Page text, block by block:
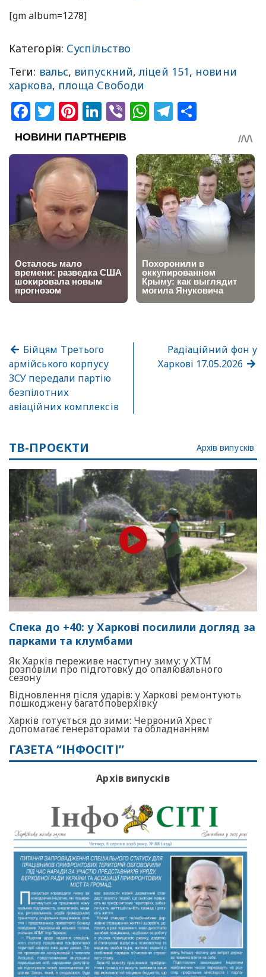
[gm album=1278]
Категорія: Суспільство
Теги: вальс, випускний,ліцей 151, новини
харкова, площа Свободи
Facebook
Twitter
Pinterest
LinkedIn
ViberWhatsApp
Telegram
Бійцям Третього
армійського корпусу
ЗСУ передали партію
безпілотних
авіаційних комплексів
Радіаційний фон у
Харкові 17.05.2026
ТВ-ПРОЄКТИ Архів випусків
Спека до +40: у Харкові посилили догляд за
парками та клумбами
Як Харків переживе наступну зиму: у ХТМ
розповіли про підготовку до опалювального
сезону
Відновлення після ударів: у Харкові ремонтують
пошкоджену багатоповерхівку
Харків готується до зими: Червоний Хрест
допомагає генераторами та обладнанням
ГАЗЕТА “ІНФОСІТІ”
Архів випусків